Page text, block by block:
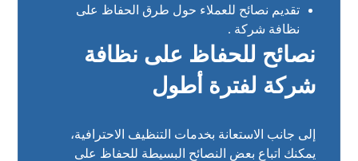
تقديم نصائح للعملاء حول طرق الحفاظ على
نظافة شركة .
نصائح للحفاظ على نظافة
شركة لفترة أطول
إلى جانب الاستعانة بخدمات التنظيف الاحترافية،
يمكنك اتباع بعض النصائح البسيطة للحفاظ على